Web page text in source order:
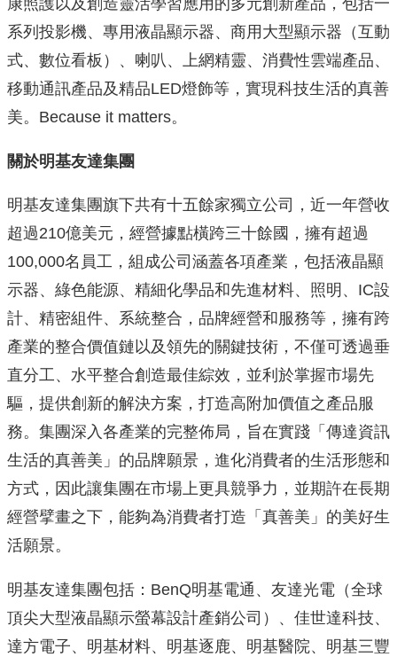
康照護以及創造靈活學習應用的多元創新產品，包括一
系列投影機、專用液晶顯示器、商用大型顯示器（互動
式、數位看板）、喇叭、上網精靈、消費性雲端產品、
移動通訊產品及精品LED燈飾等，實現科技生活的真善
美。Because it matters。
關於明基友達集團
明基友達集團旗下共有十五餘家獨立公司，近一年營收
超過210億美元，經營據點橫跨三十餘國，擁有超過
100,000名員工，組成公司涵蓋各項產業，包括液晶顯
示器、綠色能源、精細化學品和先進材料、照明、IC設
計、精密組件、系統整合，品牌經營和服務等，擁有跨
產業的整合價值鏈以及領先的關鍵技術，不僅可透過垂
直分工、水平整合創造最佳綜效，並利於掌握市場先
驅，提供創新的解決方案，打造高附加價值之產品服
務。集團深入各產業的完整佈局，旨在實踐「傳達資訊
生活的真善美」的品牌願景，進化消費者的生活形態和
方式，因此讓集團在市場上更具競爭力，並期許在長期
經營擘畫之下，能夠為消費者打造「真善美」的美好生
活願景。
明基友達集團包括：BenQ明基電通、友達光電（全球
頂尖大型液晶顯示螢幕設計產銷公司）、佳世達科技、
達方電子、明基材料、明基逐鹿、明基醫院、明基三豐